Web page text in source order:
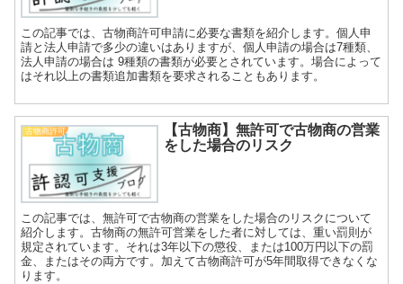
この記事では、古物商許可申請に必要な書類を紹介します。個人申
請と法人申請で多少の違いはありますが、個人申請の場合は7種類、
法人申請の場合は 9種類の書類が必要とされています。場合によって
はそれ以上の書類追加書類を要求されることもあります。
古物商許可
【古物商】無許可で古物商の営業
をした場合のリスク
この記事では、無許可で古物商の営業をした場合のリスクについて
紹介します。古物商の無許可営業をした者に対しては、重い罰則が
規定されています。それは3年以下の懲役、または100万円以下の罰
金、またはその両方です。加えて古物商許可が5年間取得できなくな
ります。